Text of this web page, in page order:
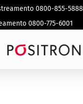
0800-855-5888
0800-775-6001
R3